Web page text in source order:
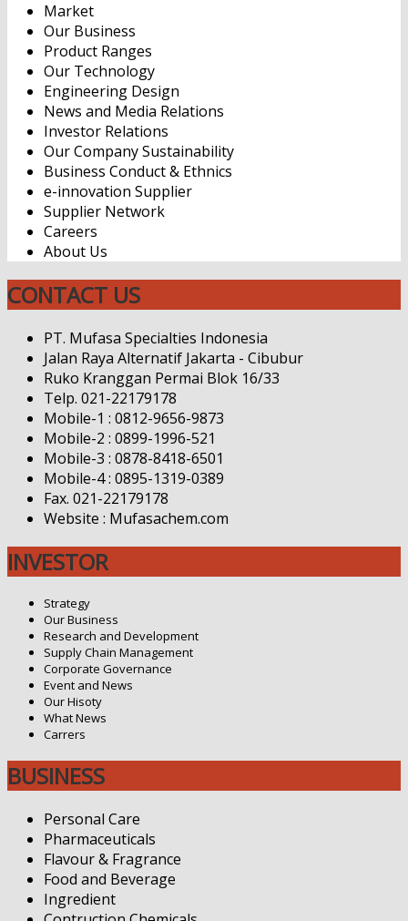
Market
Our Business
Product Ranges
Our Technology
Engineering Design
News and Media Relations
Investor Relations
Our Company Sustainability
Business Conduct & Ethnics
e-innovation Supplier
Supplier Network
Careers
About Us
CONTACT US
PT. Mufasa Specialties Indonesia
Jalan Raya Alternatif Jakarta - Cibubur
Ruko Kranggan Permai Blok 16/33
Telp. 021-22179178
Mobile-1 : 0812-9656-9873
Mobile-2 : 0899-1996-521
Mobile-3 : 0878-8418-6501
Mobile-4 : 0895-1319-0389
Fax. 021-22179178
Website : Mufasachem.com
INVESTOR
Strategy
Our Business
Research and Development
Supply Chain Management
Corporate Governance
Event and News
Our Hisoty
What News
Carrers
BUSINESS
Personal Care
Pharmaceuticals
Flavour & Fragrance
Food and Beverage
Ingredient